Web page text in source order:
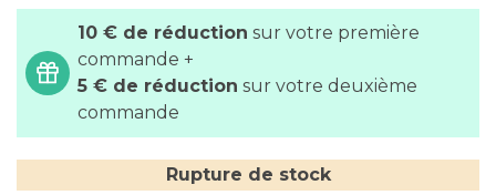
the
gallery
10 € de réduction sur votre première
commande +
5 € de réduction sur votre deuxième
commande
Rupture de stock